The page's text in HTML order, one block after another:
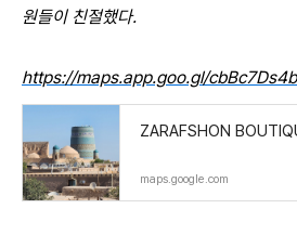
원들이 친절했다.
https://maps.app.goo.gl/
ZARAFSHON
maps.google.com